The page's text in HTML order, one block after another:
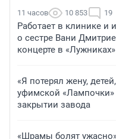
11 часов 10 853 19
Работает в клинике и
о сестре Вани
концерте в «Лужниках»
«Я потерял жену,
уфимской «Лампочки»
закрытии завода
«Шрамы болят